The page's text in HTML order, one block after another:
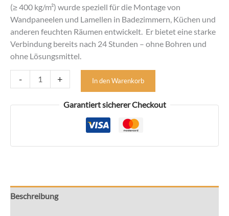
(≥ 400 kg/m²) wurde speziell für die Montage von
Wandpaneelen und Lamellen in Badezimmern, Küchen und
anderen feuchten Räumen entwickelt. Er bietet eine starke
Verbindung bereits nach 24 Stunden – ohne Bohren und
ohne Lösungsmittel.
-
Montagekleber
für
Polystyrol
+ In den Warenkorb
Garantiert sicherer Checkout
Beschreibung